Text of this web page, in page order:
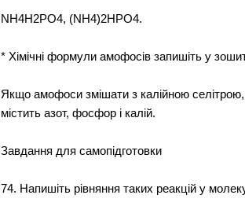
NН4Н2РО4, (NН4)2НРО4.
* Хімічні формули амофосів запишіть у
Якщо амофоси змішати з калійною
містить азот, фосфор і калій.
Завдання для самопідготовки
74. Напишіть рівняння таких реакцій у